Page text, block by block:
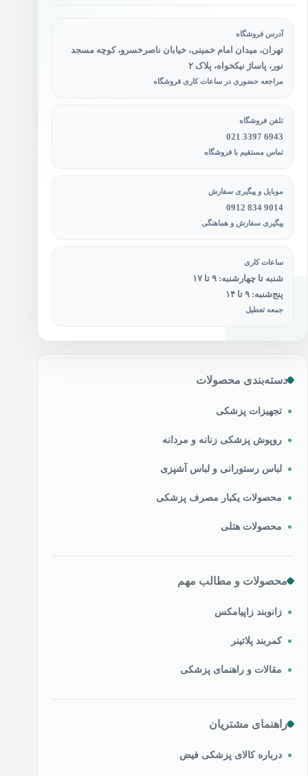
آدرس فروشگاه
تهران، میدان امام خمینی، خیابان ناصرخسرو، کوچه مسجد
نور، پاساژ نیکخواه، پلاک ۲
مراجعه حضوری در ساعات کاری فروشگاه
تلفن فروشگاه
021 3397 6943
تماس مستقیم با فروشگاه
موبایل و پیگیری سفارش
0912 834 9014
پیگیری سفارش و هماهنگی
ساعات کاری
شنبه تا چهارشنبه: ۹ تا ۱۷
پنج‌شنبه: ۹ تا ۱۴
جمعه تعطیل
دسته‌بندی محصولات
تجهیزات پزشکی
روپوش پزشکی زنانه و مردانه
لباس رستورانی و لباس آشپزی
محصولات یکبار مصرف پزشکی
محصولات هتلی
محصولات و مطالب مهم
زانوبند زاپیامکس
کمربند پلاتینر
مقالات و راهنمای پزشکی
راهنمای مشتریان
درباره کالای پزشکی فیض